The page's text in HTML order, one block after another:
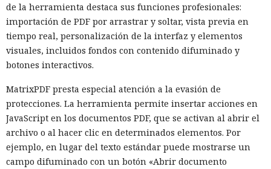
de la herramienta destaca sus funciones profesionales:
importación de PDF por arrastrar y soltar, vista previa en
tiempo real, personalización de la interfaz y elementos
visuales, incluidos fondos con contenido difuminado y
botones interactivos.
MatrixPDF presta especial atención a la evasión de
protecciones. La herramienta permite insertar acciones en
JavaScript en los documentos PDF, que se activan al abrir el
archivo o al hacer clic en determinados elementos. Por
ejemplo, en lugar del texto estándar puede mostrarse un
campo difuminado con un botón «Abrir documento